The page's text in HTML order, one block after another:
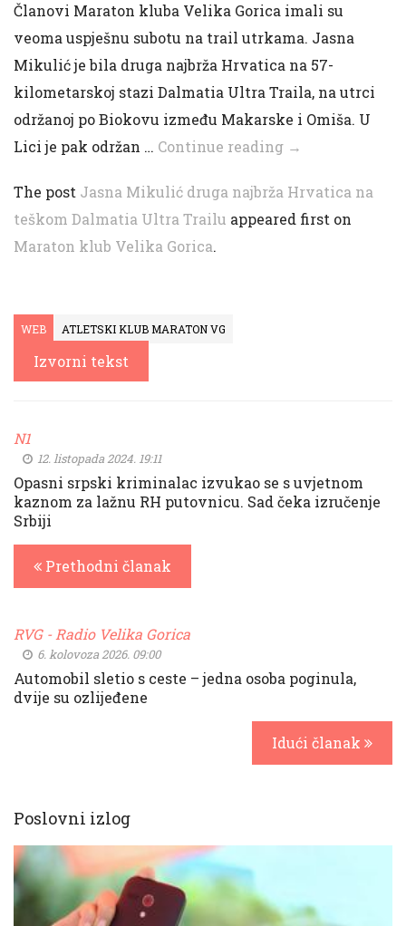
Članovi Maraton kluba Velika Gorica imali su
veoma uspješnu subotu na trail utrkama. Jasna
Mikulić je bila druga najbrža Hrvatica na 57-
kilometarskoj stazi Dalmatia Ultra Traila, na utrci
održanoj po Biokovu između Makarske i Omiša. U
Lici je pak održan … Continue reading →
The post Jasna Mikulić druga najbrža Hrvatica na
teškom Dalmatia Ultra Trailu appeared first on
Maraton klub Velika Gorica.
WEB ATLETSKI KLUB MARATON VG
Izvorni tekst
N1
12. listopada 2024. 19:11
Opasni srpski kriminalac izvukao se s uvjetnom
kaznom za lažnu RH putovnicu. Sad čeka izručenje
Srbiji
Prethodni članak
RVG - Radio Velika Gorica
6. kolovoza 2026. 09:00
Automobil sletio s ceste – jedna osoba poginula,
dvije su ozlijeđene
Idući članak
Poslovni izlog